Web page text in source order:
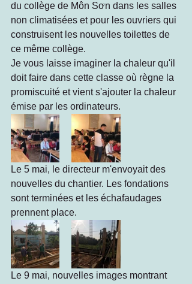
du collège de Môn Sơn dans les salles
non climatisées et pour les ouvriers qui
construisent les nouvelles toilettes de
ce même collège.
Je vous laisse imaginer la chaleur qu'il
doit faire dans cette classe où règne la
promiscuité et vient s'ajouter la chaleur
émise par les ordinateurs.
Le 5 mai, le directeur m'envoyait des
nouvelles du chantier. Les fondations
sont terminées et les échafaudages
prennent place.
Le 9 mai, nouvelles images montrant